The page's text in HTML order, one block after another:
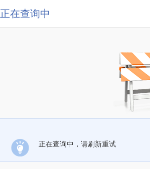
正在查询中
正在查询中，请刷新重试